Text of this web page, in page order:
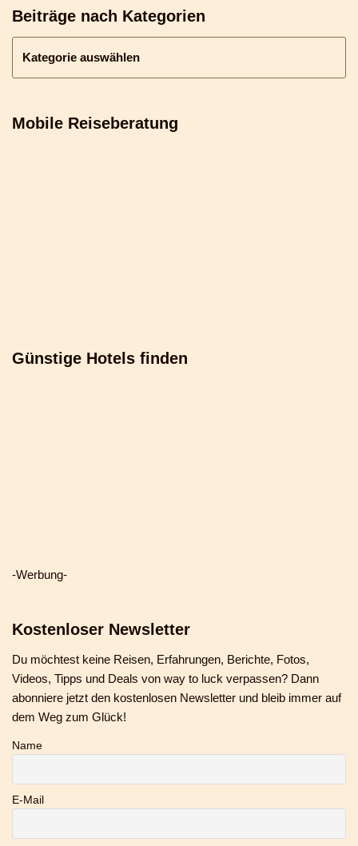
Beiträge nach Kategorien
Mobile Reiseberatung
Günstige Hotels finden
-Werbung-
Kostenloser Newsletter
Du möchtest keine Reisen, Erfahrungen, Berichte, Fotos,
Videos, Tipps und Deals von way to luck verpassen? Dann
abonniere jetzt den kostenlosen Newsletter und bleib immer auf
dem Weg zum Glück!
Name
E-Mail